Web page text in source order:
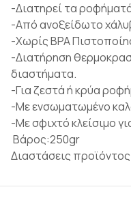
-Διατηρεί τα
-Από ανοξείδωτο
-Χωρίς BPA
-Διατήρηση
διαστήματα.
-Για ζεστά ή κρύα
-Με ενσωματωμένο
-Με σφιχτό κλείσιμο
Βάρος:250gr
Διαστάσεις